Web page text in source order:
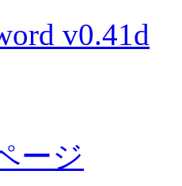
v0.41d
ージ